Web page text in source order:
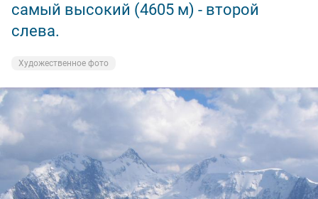
самый высокий (4605 м) - второй
слева.
Художественное фото